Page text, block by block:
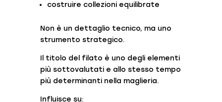
costruire collezioni equilibrate
Non è un dettaglio tecnico, ma uno
strumento strategico.
Il titolo del filato è uno degli elementi
più sottovalutati e allo stesso tempo
più determinanti nella maglieria.
Influisce su: